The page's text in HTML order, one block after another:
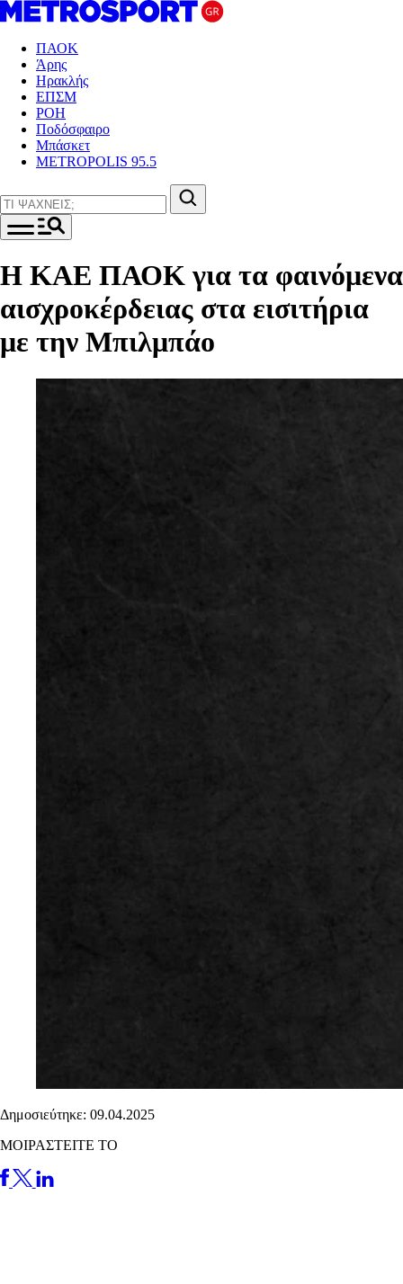
ΠΑΟΚ
Άρης
Ηρακλής
ΕΠΣΜ
ΡΟΗ
Ποδόσφαιρο
Μπάσκετ
METROPOLIS 95.5
Η ΚΑΕ ΠΑΟΚ για τα φαινόμενα
αισχροκέρδειας στα εισιτήρια
με την Μπιλμπάο
Δημοσιεύτηκε: 09.04.2025
ΜΟΙΡΑΣΤΕΙΤΕ ΤΟ